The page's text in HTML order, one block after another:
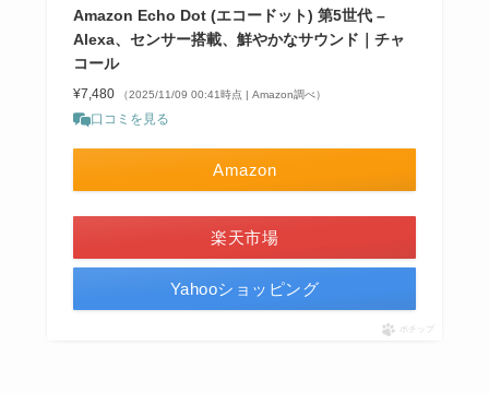
Amazon Echo Dot (エコードット) 第5世代 –
Alexa、センサー搭載、鮮やかなサウンド｜チャ
コール
¥7,480 （2025/11/09 00:41時点 | Amazon調べ）
口コミを見る
Amazon
楽天市場
Yahooショッピング
ポチップ